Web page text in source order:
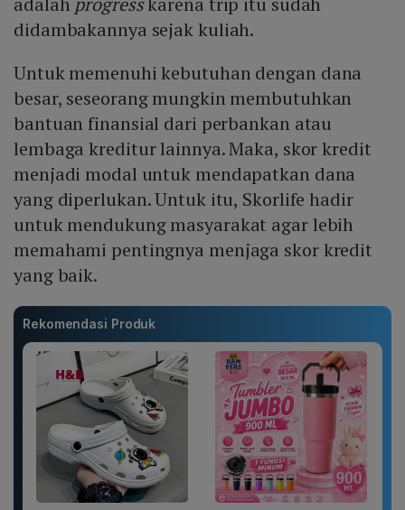
didambakannya sejak kuliah.
Untuk memenuhi kebutuhan dengan dana
besar, seseorang mungkin membutuhkan
bantuan finansial dari perbankan atau
lembaga kreditur lainnya. Maka, skor kredit
menjadi modal untuk mendapatkan dana
yang diperlukan. Untuk itu, Skorlife hadir
untuk mendukung masyarakat agar lebih
memahami pentingnya menjaga skor kredit
yang baik.
Rekomendasi Produk